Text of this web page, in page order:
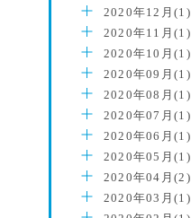
2020年12月(1)
2020年11月(1)
2020年10月(1)
2020年09月(1)
2020年08月(1)
2020年07月(1)
2020年06月(1)
2020年05月(1)
2020年04月(2)
2020年03月(1)